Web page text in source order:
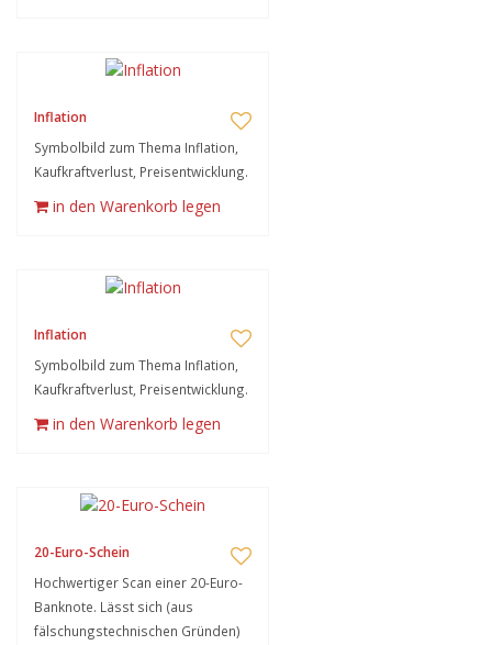
Inflation
Symbolbild zum Thema Inflation,
Kaufkraftverlust, Preisentwicklung.
in den Warenkorb legen
Inflation
Symbolbild zum Thema Inflation,
Kaufkraftverlust, Preisentwicklung.
in den Warenkorb legen
20-Euro-Schein
Hochwertiger Scan einer 20-Euro-
Banknote. Lässt sich (aus
fälschungstechnischen Gründen)